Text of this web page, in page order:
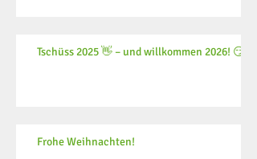
Tschüss 2025 👋 – und willkommen 2026! 😏
Frohe Weihnachten!